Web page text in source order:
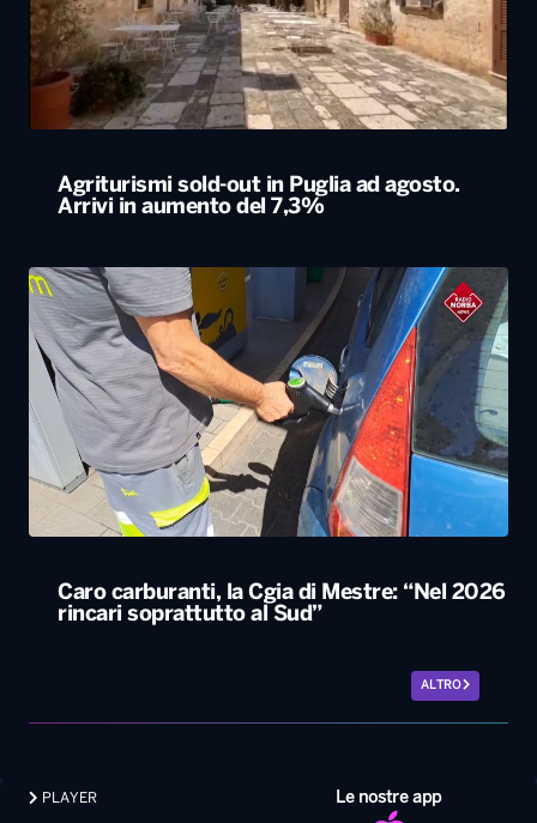
Agriturismi sold-out in Puglia ad agosto.
Arrivi in aumento del 7,3%
Caro carburanti, la Cgia di Mestre: “Nel 2026
rincari soprattutto al Sud”
ALTRO
Le nostre app
PLAYER